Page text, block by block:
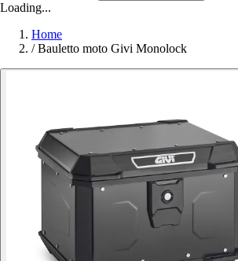
Loading...
Home
/ Bauletto moto Givi Monolock